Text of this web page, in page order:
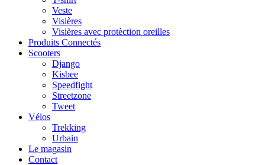
Veste
Visières
Visières avec protèction oreilles
Produits Connectés
Scooters
Django
Kisbee
Speedfight
Streetzone
Tweet
Vélos
Trekking
Urbain
Le magasin
Contact